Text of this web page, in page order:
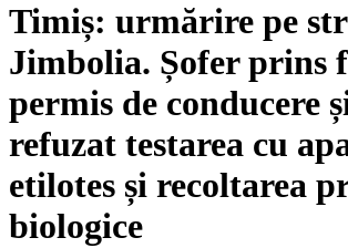
Timiș: urmărire pe
Jimbolia. Șofer prins
permis de conducere
refuzat testarea cu
etilotes și recoltarea
biologice